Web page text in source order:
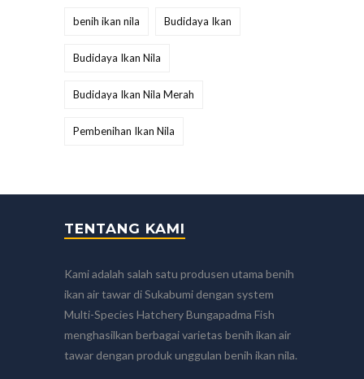
benih ikan nila Budidaya Ikan
Budidaya Ikan Nila
Budidaya Ikan Nila Merah
Pembenihan Ikan Nila
TENTANG KAMI
Kami adalah salah satu produsen utama benih
ikan air tawar di Sukabumi dengan system
Multi-Species Hatchery Bungapadma Fish
menghasilkan berbagai varietas benih ikan air
tawar dengan produk unggulan benih ikan nila.